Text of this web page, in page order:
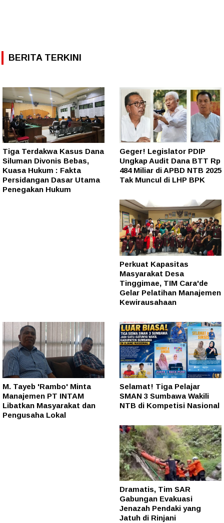
BERITA TERKINI
Tiga Terdakwa Kasus Dana
Siluman Divonis Bebas,
Kuasa Hukum : Fakta
Persidangan Dasar Utama
Penegakan Hukum
Geger! Legislator PDIP
Ungkap Audit Dana BTT Rp
484 Miliar di APBD NTB 2025
Tak Muncul di LHP BPK
Perkuat Kapasitas
Masyarakat Desa
Tinggimae, TIM Cara'de
Gelar Pelatihan Manajemen
Kewirausahaan
M. Tayeb 'Rambo' Minta
Manajemen PT INTAM
Libatkan Masyarakat dan
Pengusaha Lokal
Selamat! Tiga Pelajar
SMAN 3 Sumbawa Wakili
NTB di Kompetisi Nasional
Dramatis, Tim SAR
Gabungan Evakuasi
Jenazah Pendaki yang
Jatuh di Rinjani